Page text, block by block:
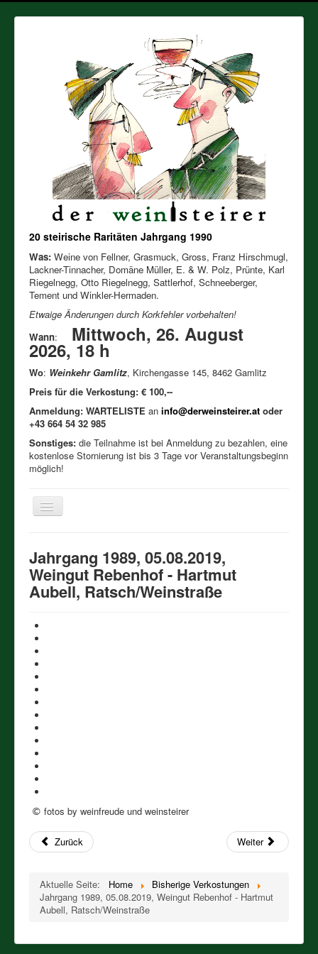
20 steirische Raritäten Jahrgang 1990
Was: Weine von Fellner, Grasmuck, Gross, Franz Hirschmugl,
Lackner-Tinnacher, Domäne Müller, E. & W. Polz, Prünte, Karl
Riegelnegg, Otto Riegelnegg, Sattlerhof, Schneeberger,
Tement und Winkler-Hermaden.
Etwaige Änderungen durch Korkfehler vorbehalten!
Wann: Mittwoch, 26. August
2026, 18 h
Wo: Weinkehr Gamlitz, Kirchengasse 145, 8462 Gamlitz
Preis für die Verkostung: € 100,--
Anmeldung: WARTELISTE an info@derweinsteirer.at oder
+43 664 54 32 985
Sonstiges: die Teilnahme ist bei Anmeldung zu bezahlen, eine
kostenlose Stornierung ist bis 3 Tage vor Veranstaltungsbeginn
möglich!
Toggle
Navigation
Verkostungen 2026
Bisherige Verkostungen
Jahrgang 1989, 05.08.2019,
Weingut Rebenhof - Hartmut
Aubell, Ratsch/Weinstraße
© fotos by weinfreude und weinsteirer
Zurück Weiter
Aktuelle Seite: Home
Bisherige Verkostungen
Jahrgang 1989, 05.08.2019, Weingut Rebenhof - Hartmut
Aubell, Ratsch/Weinstraße